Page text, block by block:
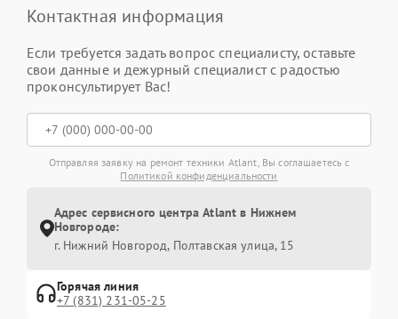
Контактная информация
Если требуется задать вопрос специалисту, оставьте
свои данные и дежурный специалист с радостью
проконсультирует Вас!
Отправляя заявку на ремонт техники Atlant, Вы соглашаетесь с
Политикой конфиденциальности
Адрес сервисного центра Atlant в Нижнем
Новгороде:
г. Нижний Новгород, Полтавская улица, 15
Горячая линия
+7 (831) 231-05-25